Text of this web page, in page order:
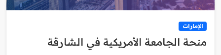
الإمارات
منحة الجامعة الأمريكية في الشارقة